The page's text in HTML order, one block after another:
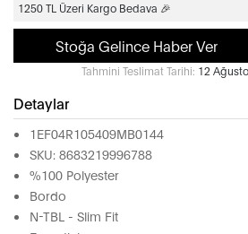
1250 TL Üzeri Kargo Bedava 🎉
Stoğa Gelince Haber Ver
Tahmini Teslimat Tarihi: 12
Detaylar
1EF04R105409MB0144
SKU: 8683219996788
%100 Polyester
Bordo
N-TBL - Slim Fit